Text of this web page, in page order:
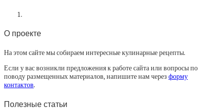
О проекте
На этом сайте мы собираем интересные кулинарные рецепты.
Если у вас возникли предложения к работе сайта или вопросы по
поводу размещенных материалов, напишите нам через форму
контактов.
Полезные статьи